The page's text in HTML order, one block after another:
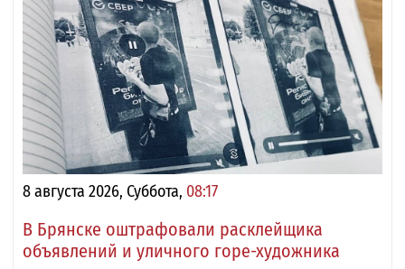
8 августа 2026, Суббота, 08:17
В Брянске оштрафовали расклейщика
объявлений и уличного горе-художника